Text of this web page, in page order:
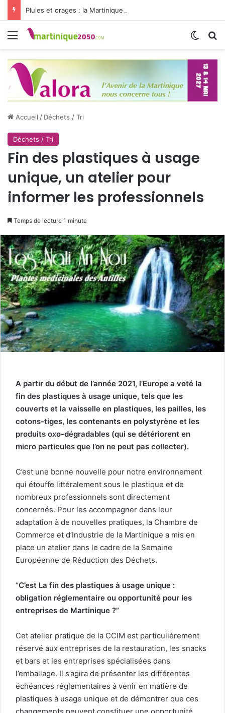
Pluies et orages : la Martinique passe en vigilance jaune
Menu
Accueil / Déchets / Tri
Déchets / Tri
Fin des plastiques à usage
unique, un atelier pour
informer les professionnels
Temps de lecture 1 minute
A partir du début de l’année 2021, l’Europe a voté la
fin des plastiques à usage unique, tels que les
couverts et la vaisselle en plastiques, les pailles, les
cotons-tiges, les contenants en polystyrène et les
produits oxo-dégradables (qui se détériorent en
micro particules que l’on ne peut pas collecter).
C’est une bonne nouvelle pour notre environnement
qui étouffe littéralement sous le plastique et de
nombreux professionnels sont directement
concernés. Pour les accompagner dans leur
adaptation à de nouvelles pratiques, la Chambre de
Commerce et d’Industrie de la Martinique a mis en
place un atelier dans le cadre de la Semaine
Européenne de Réduction des Déchets.
“C’est La fin des plastiques à usage unique :
obligation réglementaire ou opportunité pour les
entreprises de Martinique ?”
Cet atelier pratique de la CCIM est particulièrement
réservé aux entreprises de la restauration, les snacks
et bars et les entreprises spécialisées dans
l’emballage. Il s’agira de présenter les différentes
échéances réglementaires à venir en matière de
plastiques à usage unique et de démontrer que ces